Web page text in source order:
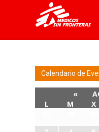
Calendario de
«
L
M X